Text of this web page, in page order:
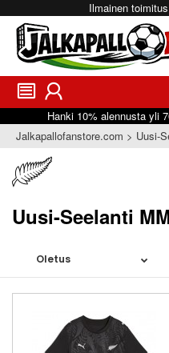
Ilmainen
󰂩 󰃳
Hanki 10% alennusta yli
Jalkapallofanstore.com
Uusi-
Uusi-Seelanti